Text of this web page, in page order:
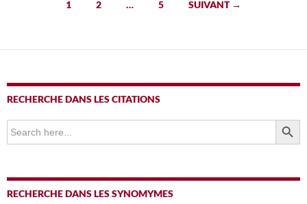
articles
1 2 … 5 SUIVANT →
RECHERCHE DANS LES CITATIONS
Search
for:
SEARCH
RECHERCHE DANS LES SYNOMYMES